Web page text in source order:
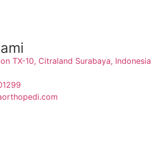
TX-10, Citraland Surabaya, Indonesia